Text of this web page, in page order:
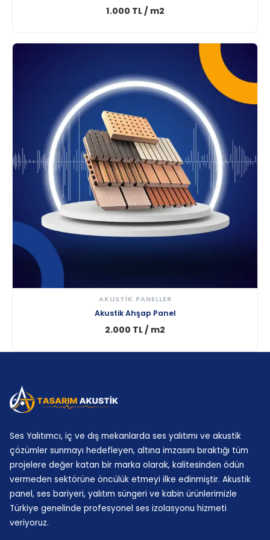
Uygulama Alanları
Vurgu Duvarı Olarak Mimari Kullanım
Vurgu duvarı senaryolarında 3D panel, mekanın
ana odak noktasını güçlendirir. Tek bir yüzeyde
doğru form kullanıldığında tüm alanın algısı
değişebilir. Bu nedenle paneli dekoratif bir kaplama
olarak değil, mimari karar olarak ele alıyoruz. Vurgu
duvarında doğru yerleşim ve ışık planı ile çok daha
yüksek etki elde edilir.
Ofis Arka Plan Tasarım Panelleri
Ofis arka plan tasarım panelleri, özellikle toplantı
odası ve yönetici görüşme alanlarında güçlü bir
görsel çerçeve oluşturur. Aynı anda yankıyı
düşürerek konuşma kalitesini artırır. Böylece panel
yalnızca fon olmaz; işlevli bir akustik tasarım duvarı
görevi görür. Biz ofis projelerinde panel ritmini
Otel Lobi ve Resepsiyon Duvar Kaplaması
Otel lobi alanlarında ilk izlenim çok kritiktir ve duvar
yüzeyi bu izlenimi doğrudan etkiler. 3d duvar
kaplama paneli, resepsiyon çevresinde hem
premium bir görünüm oluşturur hem uğultu
baskısını azaltır. Bu kombinasyon misafir
deneyiminde hissedilir bir kalite artışı sağlar. Yüksek
trafik nedeniyle yüzey dayanımı da önemli olduğu
için darbe dayanımlı kaplama seçenekleriyle
1.000 TL / m2
AKUSTİK PANELLER
Akustik Ahşap Panel
2.000 TL / m2
Ses Yalıtımcı, iç ve dış mekanlarda ses yalıtımı ve akustik
çözümler sunmayı hedefleyen, altına imzasını bıraktığı tüm
projelere değer katan bir marka olarak, kalitesinden ödün
vermeden sektörüne öncülük etmeyi ilke edinmiştir. Akustik
panel, ses bariyeri, yalıtım süngeri ve kabin ürünlerimizle
Türkiye genelinde profesyonel ses izolasyonu hizmeti
veriyoruz.